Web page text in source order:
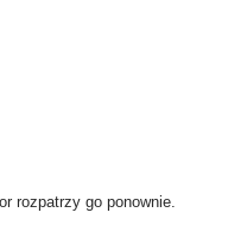
rozpatrzy go ponownie.